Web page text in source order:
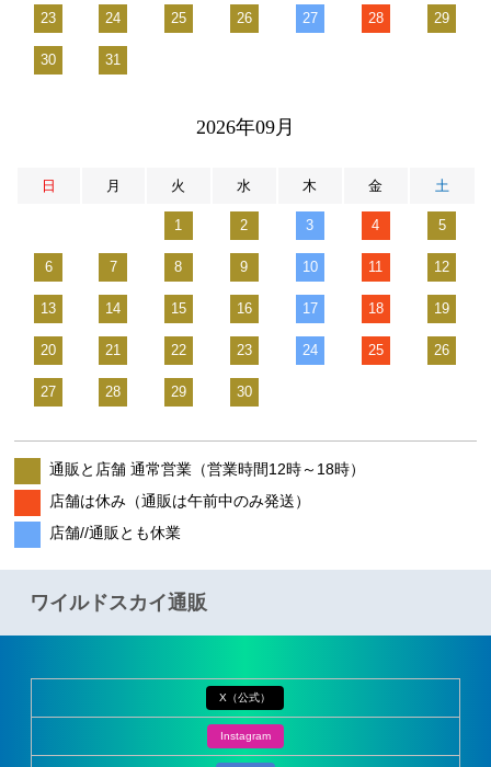
23 24 25 26 27 28 29
30 31
2026年09月
日 月 火 水 木 金 土
1 2 3 4 5
6 7 8 9 10 11 12
13 14 15 16 17 18 19
20 21 22 23 24 25 26
27 28 29 30
通販と店舗 通常営業（営業時間12時～18時）
店舗は休み（通販は午前中のみ発送）
店舗//通販とも休業
ワイルドスカイ通販
X（公式）
Instagram